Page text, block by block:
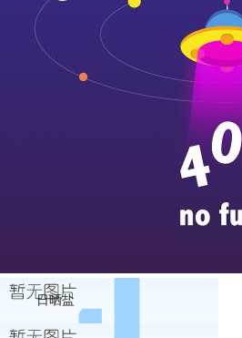
日晒盐